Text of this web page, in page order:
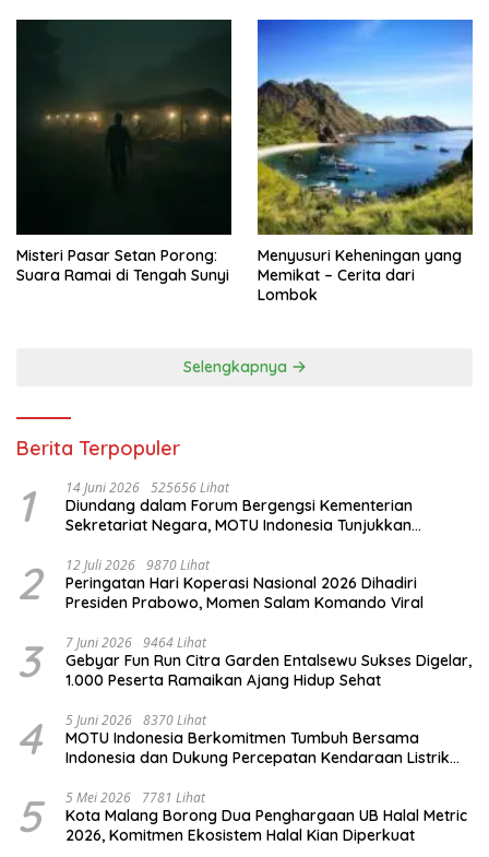
Misteri Pasar Setan Porong:
Suara Ramai di Tengah Sunyi
Menyusuri Keheningan yang
Memikat – Cerita dari
Lombok
Selengkapnya
Berita Terpopuler
1 14 Juni 2026 525656 Lihat
Diundang dalam Forum Bergengsi Kementerian
Sekretariat Negara, MOTU Indonesia Tunjukkan
2 12 Juli 2026 9870 Lihat
Peringatan Hari Koperasi Nasional 2026 Dihadiri
Presiden Prabowo, Momen Salam Komando Viral
3 7 Juni 2026 9464 Lihat
Gebyar Fun Run Citra Garden Entalsewu Sukses Digelar,
1.000 Peserta Ramaikan Ajang Hidup Sehat
4 5 Juni 2026 8370 Lihat
MOTU Indonesia Berkomitmen Tumbuh Bersama
Indonesia dan Dukung Percepatan Kendaraan Listrik
5 5 Mei 2026 7781 Lihat
Kota Malang Borong Dua Penghargaan UB Halal Metric
2026, Komitmen Ekosistem Halal Kian Diperkuat